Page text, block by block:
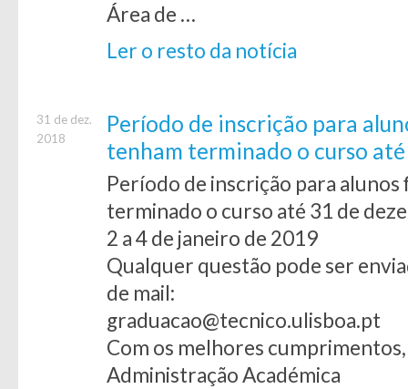
Área de …
Ler o resto da notícia
31 de dez.
2018
Período de inscrição para
tenham terminado o curso
Período de inscrição para
terminado o curso até 31 de
2 a 4 de janeiro de 2019
Qualquer questão pode ser
de mail:
graduacao@tecnico.ulisboa.pt
Com os melhores cumprimentos,
Administração Académica